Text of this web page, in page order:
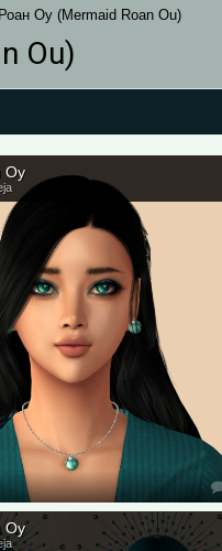
Оу (Mermaid Roan Ou)
Ou)
Оу
Оу